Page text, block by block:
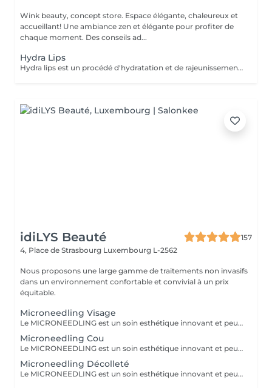
Wink beauty, concept store. Espace élégante, chaleureux et
accueillant! Une ambiance zen et élégante pour profiter de
chaque moment. Des conseils ad...
Hydra Lips
Hydra lips est un procédé d'hydratation et de rajeunissement des lèvres! En plusieurs étapes, ce soin permet d'appliquer de l'acide hyaluronique et des vitamines pour redonner un volume naturel et une hydratation en profondeur. La couleur est plus belle les lèvres sont plus douce! Pour tout type de peau, idéale pour des lèvres: -fissures et déshydratées. -dépigmenté. -ridées.
idiLYS Beauté
157
4, Place de Strasbourg Luxembourg L-2562
Nous proposons une large gamme de traitements non invasifs
dans un environnement confortable et convivial à un prix
équitable.
Microneedling Visage
Le MICRONEEDLING est un soin esthétique innovant et peu invasif qui stimule naturellement la régénération de la peau. Grâce à des fines micro-perforation, il relance la production de collagène et d'élastine. La peau est ainsi raffermie, les cicatrices d'acnés et les rides sont atténuées, les pores resserrés et le teint visiblement plus lumineux. Pour des résultats optimaux et durables, un traitement de 5 séances, espacées de 3-6 semaines, est recommandé.
Microneedling Cou
Le MICRONEEDLING est un soin esthétique innovant et peu invasif qui stimule naturellement la régénération de la peau. Grâce à des fines micro-perforation, il relance la production de collagène et d'élastine. La peau est ainsi raffermie, les cicatrices d'acnés et les rides sont atténuées, les pores resserrés et le teint visiblement plus lumineux. Pour des résultats optimaux et durables, un traitement de 5 séances, espacées de 3-6 semaines, est recommandé.
Microneedling Décolleté
Le MICRONEEDLING est un soin esthétique innovant et peu invasif qui stimule naturellement la régénération de la peau. Grâce à des fines micro-perforation, il relance la production de collagène et d'élastine. La peau est ainsi raffermie, les cicatrices d'acnés et les rides sont atténuées, les pores resserrés et le teint visiblement plus lumineux. Pour des résultats optimaux et durables, un traitement de 5 séances, espacées de 3-6 semaines, est recommandé.